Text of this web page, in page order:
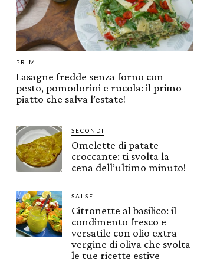
PRIMI
Lasagne fredde senza forno con
pesto, pomodorini e rucola: il primo
piatto che salva l’estate!
SECONDI
Omelette di patate
croccante: ti svolta la
cena dell’ultimo minuto!
SALSE
Citronette al basilico: il
condimento fresco e
versatile con olio extra
vergine di oliva che svolta
le tue ricette estive